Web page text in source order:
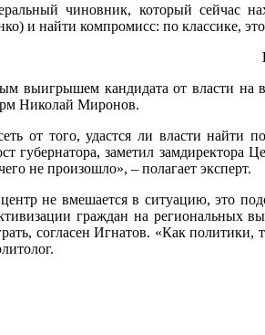
чиновник, который сейчас
и найти компромисс: по классике,
выигрышем кандидата от власти на
Николай Миронов.
от того, удастся ли власти
губернатора, заметил
не произошло», – полагает эксперт.
не вмешается в ситуацию, это
граждан на региональных
согласен Игнатов. «Как